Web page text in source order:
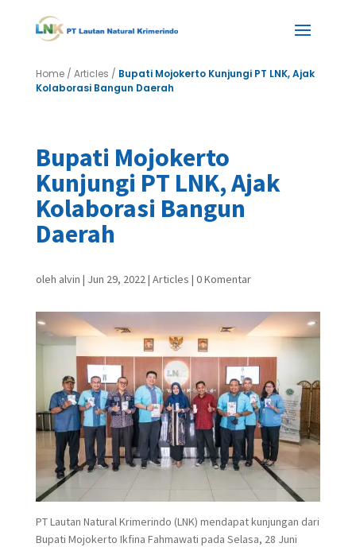
Home/ Articles / Bupati Mojokerto Kunjungi PT LNK, Ajak
Kolaborasi Bangun Daerah
Bupati Mojokerto
Kunjungi PT LNK, Ajak
Kolaborasi Bangun
Daerah
oleh alvin | Jun 29, 2022| Articles | 0 Komentar
PT Lautan Natural Krimerindo (LNK) mendapat kunjungan dari
Bupati Mojokerto Ikfina Fahmawati pada Selasa, 28 Juni